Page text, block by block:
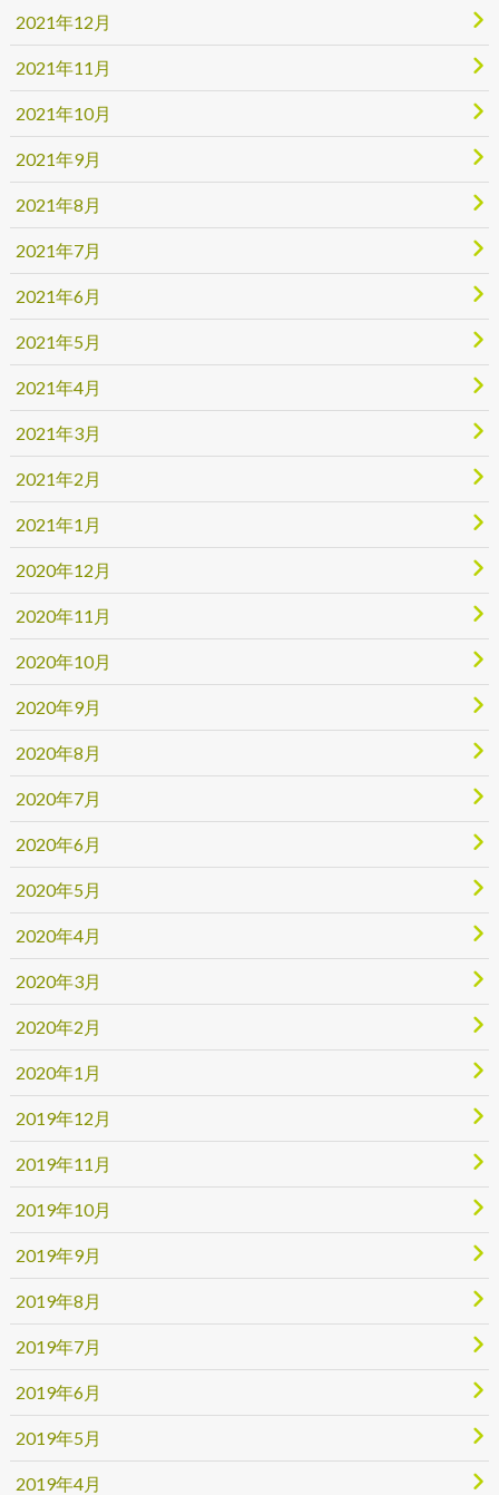
2021年12月
2021年11月
2021年10月
2021年9月
2021年8月
2021年7月
2021年6月
2021年5月
2021年4月
2021年3月
2021年2月
2021年1月
2020年12月
2020年11月
2020年10月
2020年9月
2020年8月
2020年7月
2020年6月
2020年5月
2020年4月
2020年3月
2020年2月
2020年1月
2019年12月
2019年11月
2019年10月
2019年9月
2019年8月
2019年7月
2019年6月
2019年5月
2019年4月